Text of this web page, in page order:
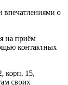
впечатлениями о
на приём
контактных
корп. 15,
своих